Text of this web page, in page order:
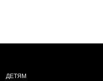
ДЕТЯМ